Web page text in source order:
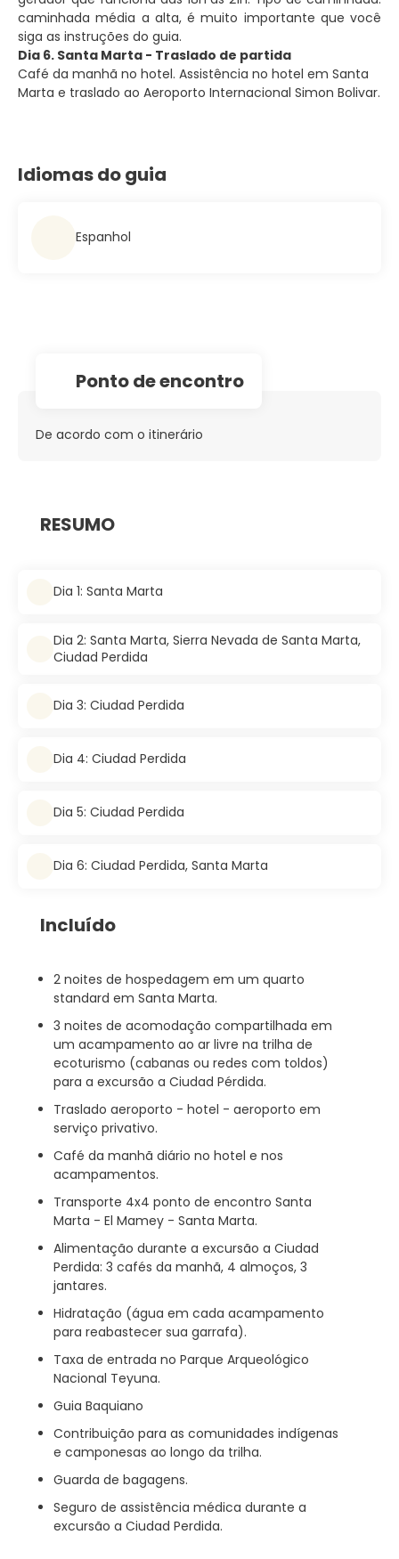
caminhada média a alta, é muito importante que você
siga as instruções do guia.
Dia 6. Santa Marta - Traslado de partida
Café da manhã no hotel. Assistência no hotel em Santa
Marta e traslado ao Aeroporto Internacional Simon Bolivar.
Idiomas do guia
Espanhol
Ponto de encontro
De acordo com o itinerário
RESUMO
Dia 1: Santa Marta
Dia 2: Santa Marta, Sierra Nevada de Santa Marta,
Ciudad Perdida
Dia 3: Ciudad Perdida
Dia 4: Ciudad Perdida
Dia 5: Ciudad Perdida
Dia 6: Ciudad Perdida, Santa Marta
Incluído
2 noites de hospedagem em um quarto
standard em Santa Marta.
3 noites de acomodação compartilhada em
um acampamento ao ar livre na trilha de
ecoturismo (cabanas ou redes com toldos)
para a excursão a Ciudad Pérdida.
Traslado aeroporto - hotel - aeroporto em
serviço privativo.
Café da manhã diário no hotel e nos
acampamentos.
Transporte 4x4 ponto de encontro Santa
Marta - El Mamey - Santa Marta.
Alimentação durante a excursão a Ciudad
Perdida: 3 cafés da manhã, 4 almoços, 3
jantares.
Hidratação (água em cada acampamento
para reabastecer sua garrafa).
Taxa de entrada no Parque Arqueológico
Nacional Teyuna.
Guia Baquiano
Contribuição para as comunidades indígenas
e camponesas ao longo da trilha.
Guarda de bagagens.
Seguro de assistência médica durante a
excursão a Ciudad Perdida.